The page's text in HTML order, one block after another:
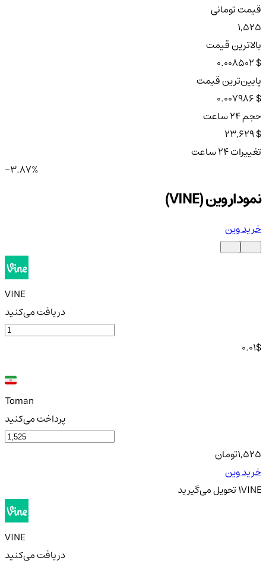
قیمت تومانی
1,525
بالاترین قیمت
$ 0.008502
پایین‌ترین قیمت
$ 0.007986
حجم ۲۴ ساعت
$ 23,629
تغییرات ۲۴ ساعت
-3.87%
نمودار وین (VINE)
خرید وین
VINE
دریافت می‌کنید
0.01$
Toman
پرداخت می‌کنید
1,525تومان
خرید وین
1VINEتحویلمی‌گیرید
VINE
دریافت می‌کنید